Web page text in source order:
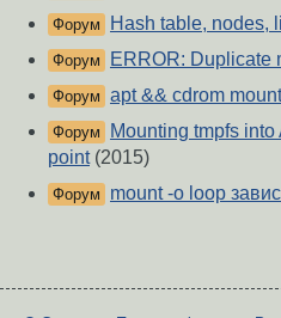
Форум Hash table, nodes,
Форум ERROR: Duplicate
Форум apt && cdrom
Форум
Mounting tmpfs
point(2015)
Форум mount -o loop